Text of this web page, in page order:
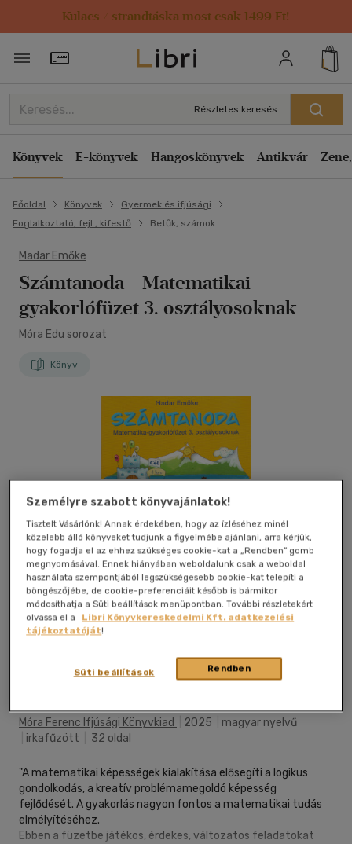
Kulacs / strandtáska most csak 1499 Ft!
Törzsvásárlói Kártya adatai
Részletes keresés
Könyvek E-könyvek Hangoskönyvek Antikvár
Főoldal Könyvek
Gyermek és ifjúsági
Foglalkoztató, fejl., kifestő
Betűk, számok
Madar Emőke
Számtanoda - Matematikai
gyakorlófüzet 3. osztályosoknak
Móra Edu sorozat
Könyv
Csak online
Móra Ferenc Ifjúsági Könyvkiad 2025
magyar nyelvű
irkafűzött 32 oldal
"A matematikai képességek kialakítása elősegíti a logikus
gondolkodás, a kreatív problémamegoldó képesség
fejlődését. A gyakorlás nagyon fontos a matematikai tudás
elmélyítéséhez.
Ebben a füzetbe játékos, érdekes, változatos feladatokat
Személyre szabott könyvajánlatok!
Tisztelt Vásárlónk! Annak érdekében, hogy az ízléséhez minél
közelebb álló könyveket tudjunk a figyelmébe ajánlani, arra kérjük,
hogy fogadja el az ehhez szükséges cookie-kat a „Rendben” gomb
megnyomásával. Ennek hiányában weboldalunk csak a weboldal
használata szempontjából legszükségesebb cookie-kat telepíti a
böngészőjébe, de cookie-preferenciáit később is bármikor
módosíthatja a Süti beállítások menüpontban. További részletekért
olvassa el a
Libri Könyvkereskedelmi Kft. adatkezelési
tájékoztatóját!
Rendben
Süti beállítások